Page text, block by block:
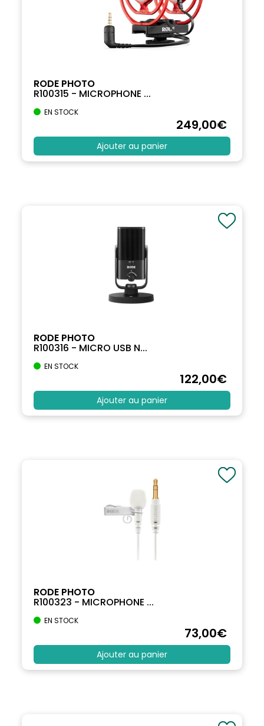
RODE PHOTO
R100315 - MICROPHONE ...
EN STOCK
249,00€
Ajouter au panier
RODE PHOTO
R100316 - MICRO USB N...
EN STOCK
122,00€
Ajouter au panier
RODE PHOTO
R100323 - MICROPHONE ...
EN STOCK
73,00€
Ajouter au panier